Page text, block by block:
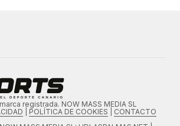
registrada. NOW MASS MEDIA SL
POLÍTICA DE COOKIES
CONTACTO